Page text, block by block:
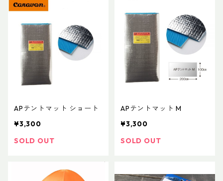
APテントマット ショート
¥3,300
SOLD OUT
APテントマット M
¥3,300
SOLD OUT